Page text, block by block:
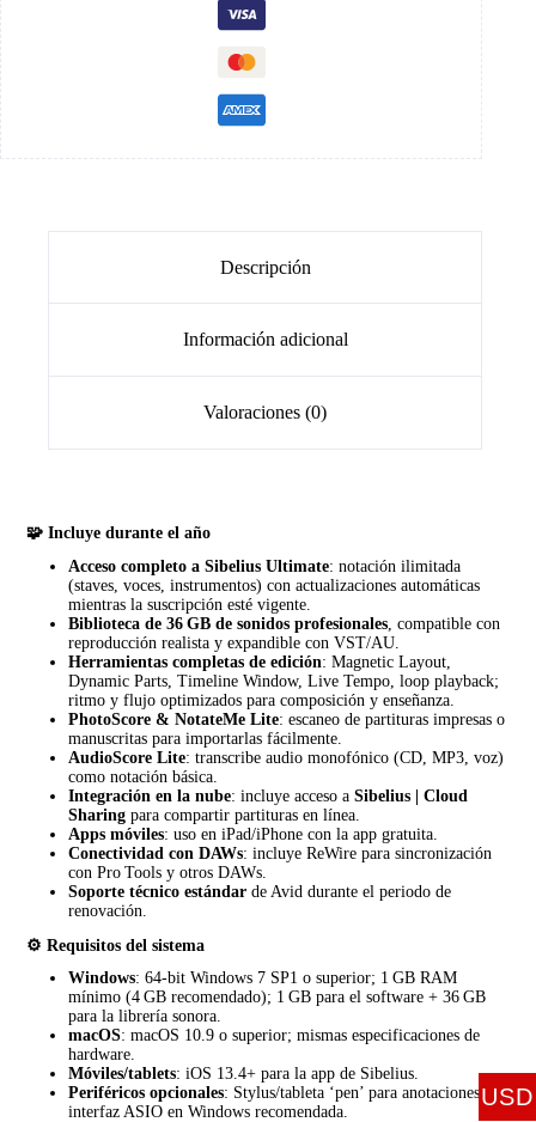
Descripción
Información adicional
Valoraciones (0)
🧩 Incluye durante el año
Acceso completo a Sibelius Ultimate: notación ilimitada
(staves, voces, instrumentos) con actualizaciones automáticas
mientras la suscripción esté vigente.
Biblioteca de 36 GB de sonidos profesionales , compatible con
reproducción realista y expandible con VST/AU.
Herramientas completas de edición: Magnetic Layout,
Dynamic Parts, Timeline Window, Live Tempo, loop playback;
ritmo y flujo optimizados para composición y enseñanza.
PhotoScore & NotateMe Lite: escaneo de partituras impresas o
manuscritas para importarlas fácilmente.
AudioScore Lite: transcribe audio monofónico (CD, MP3, voz)
como notación básica.
Integración en la nube: incluye acceso aSibelius | Cloud
Sharing para compartir partituras en línea.
Apps móviles: uso en iPad/iPhone con la app gratuita.
Conectividad con DAWs: incluye ReWire para sincronización
con Pro Tools y otros DAWs.
Soporte técnico estándar de Avid durante el periodo de
renovación.
⚙️ Requisitos del sistema
Windows: 64-bit Windows 7 SP1 o superior; 1 GB RAM
mínimo (4 GB recomendado); 1 GB para el software + 36 GB
para la librería sonora.
macOS: macOS 10.9 o superior; mismas especificaciones de
hardware.
Móviles/tablets: iOS 13.4+ para la app de Sibelius.
Periféricos opcionales: Stylus/tableta ‘pen’ para anotaciones,
interfaz ASIO en Windows recomendada.
USD